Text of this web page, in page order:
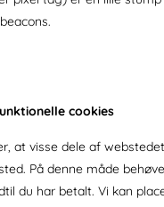
cookies
at visse dele af
På denne måde
du har betalt. Vi kan